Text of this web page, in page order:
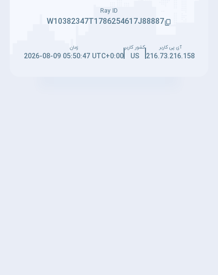
Ray ID
W10382347T1786254617J88887
آی پی کاربر
216.73.216.158
کشور کاربر
US
زمان
2026-08-09 05:50:47 UTC+0:00